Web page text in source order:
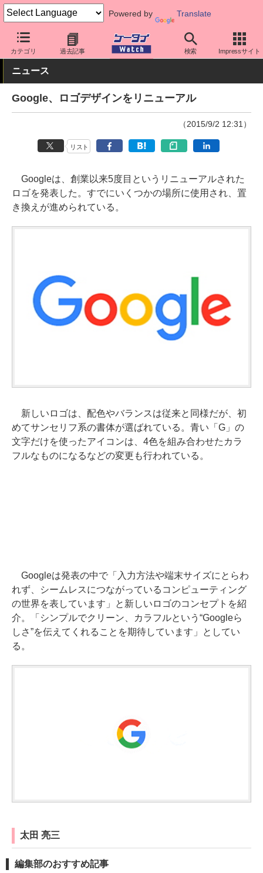
Powered by Translate
カテゴリ 過去記事 検索 Impressサイト
ケータイ Watch OS Android その他
ニュース
Google、ロゴデザインをリニューアル
（2015/9/2 12:31）
リスト
Googleは、創業以来5度目というリニューアルされた
ロゴを発表した。すでにいくつかの場所に使用され、置
き換えが進められている。
新しいロゴは、配色やバランスは従来と同様だが、初
めてサンセリフ系の書体が選ばれている。青い「G」の
文字だけを使ったアイコンは、4色を組み合わせたカラ
フルなものになるなどの変更も行われている。
Googleは発表の中で「入力方法や端末サイズにとらわ
れず、シームレスにつながっているコンピューティング
の世界を表しています」と新しいロゴのコンセプトを紹
介。「シンプルでクリーン、カラフルという“Googleら
しさ”を伝えてくれることを期待しています」としてい
る。
太田 亮三
編集部のおすすめ記事